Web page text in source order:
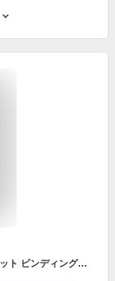
シュトロイレ（STREULE） ショートスキー 板 セット ビンディング付属 XPRESS10 WT 301ST0AO1191 （メンズ）